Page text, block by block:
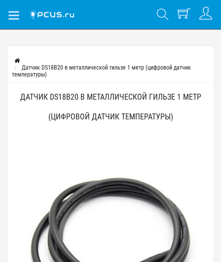
Датчик DS18B20 в металлической гильзе 1 метр (цифровой датчик
температуры)
ДАТЧИК DS18B20 В МЕТАЛЛИЧЕСКОЙ ГИЛЬЗЕ 1 МЕТР
(ЦИФРОВОЙ ДАТЧИК ТЕМПЕРАТУРЫ)